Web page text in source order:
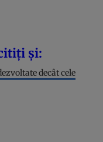
și:
decât cele